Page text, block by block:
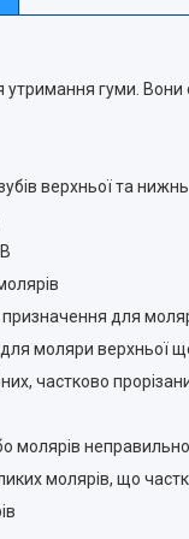
гуми. Вони
верхньої та
для
моляри верхньої
частково
молярів
молярів, що